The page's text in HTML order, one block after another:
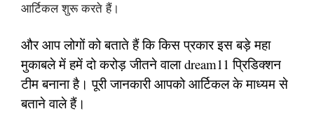
आर्टिकल शुरू करते हैं।
और आप लोगों को बताते हैं कि किस प्रकार इस बड़े महा
मुकाबले में हमें दो करोड़ जीतने वाला dream11 प्रिडिक्शन
टीम बनाना है। पूरी जानकारी आपको आर्टिकल के माध्यम से
बताने वाले हैं।